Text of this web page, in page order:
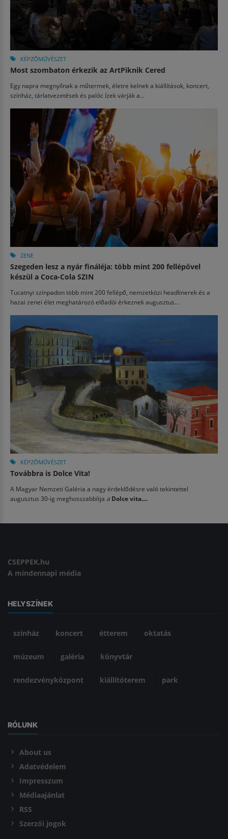
KÉPZŐMŰVÉSZET
Most szombaton érkezik az ArtPiknik Cered
Egy napra megnyílnak a műtermek, életre kelnek a kiállítások, koncert,
színház, tárlatvezetések és palóc ízek várják a...
ZENE
Szegeden lesz a nyár fináléja: több mint 200 fellépővel
készül a Coca-Cola SZIN
Tucatnyi színpadon több mint 200 fellépő, nemzetközi headlinerek és a
hazai zenei élet meghatározó előadói érkeznek augusztus...
KÉPZŐMŰVÉSZET
Továbbra is Dolce Vita!
A Magyar Nemzeti Galéria a nagy érdeklődésre való tekintettel
augusztus 30-ig meghosszabbítja a Dolce vita....
CSEPPEK.hu
A mindennapi média
HELYSZÍNEK
színház koncert étterem oktatás
múzeum galéria könyvtár
rendezvényközpont kiállítóterem park
RÓLUNK
About us
Adatvédelem
Impresszum
Médiaajánlat
RSS
Szerzői jogok